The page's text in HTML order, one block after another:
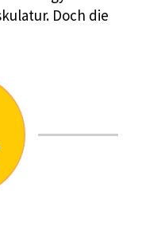
Doch die